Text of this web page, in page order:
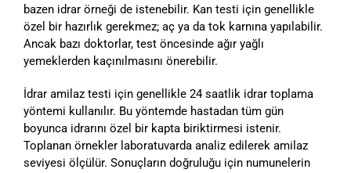
bazen idrar örneği de istenebilir. Kan testi için genellikle
özel bir hazırlık gerekmez; aç ya da tok karnına yapılabilir.
Ancak bazı doktorlar, test öncesinde ağır yağlı
yemeklerden kaçınılmasını önerebilir.
İdrar amilaz testi için genellikle 24 saatlik idrar toplama
yöntemi kullanılır. Bu yöntemde hastadan tüm gün
boyunca idrarını özel bir kapta biriktirmesi istenir.
Toplanan örnekler laboratuvarda analiz edilerek amilaz
seviyesi ölçülür. Sonuçların doğruluğu için numunelerin